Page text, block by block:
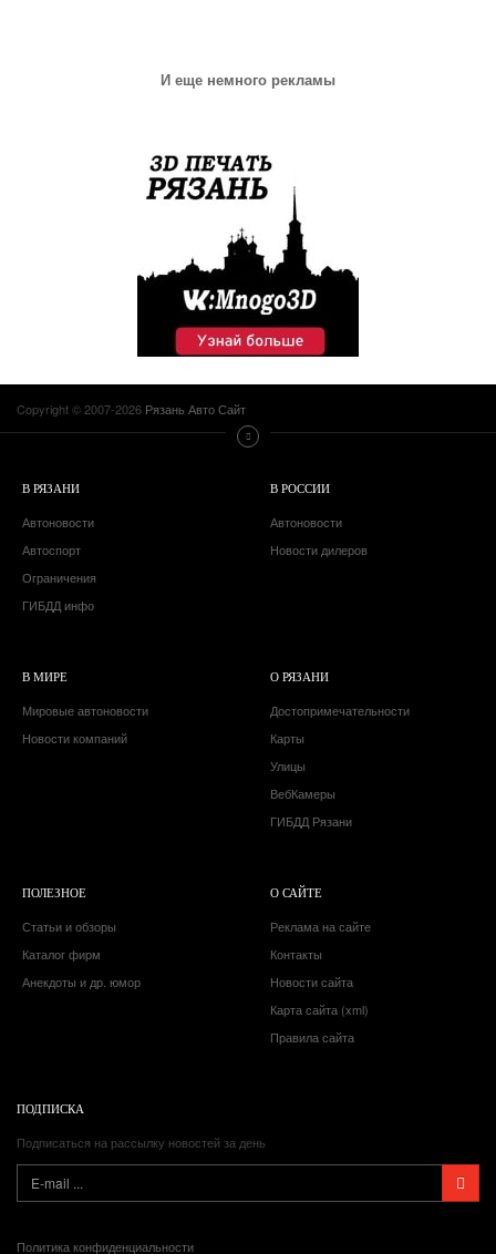
И еще немного рекламы
Copyright © 2007-2026 Рязань Авто Сайт
В РЯЗАНИ
Автоновости
Автоспорт
Ограничения
ГИБДД инфо
В РОССИИ
Автоновости
Новости дилеров
В МИРЕ
Мировые автоновости
Новости компаний
О РЯЗАНИ
Достопримечательности
Карты
Улицы
ВебКамеры
ГИБДД Рязани
ПОЛЕЗНОЕ
Статьи и обзоры
Каталог фирм
Анекдоты и др. юмор
О САЙТЕ
Реклама на сайте
Контакты
Новости сайта
Карта сайта (xml)
Правила сайта
ПОДПИСКА
Подписаться на рассылку новостей за день
Политика конфиденциальности